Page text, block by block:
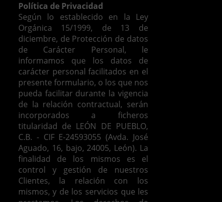
Política de Privacidad
Según lo establecido en la Ley
Orgánica 15/1999, de 13 de
diciembre, de Protección de datos
de Carácter Personal, le
informamos que los datos de
carácter personal facilitados en el
presente formulario, o los que nos
pueda facilitar durante la vigencia
de la relación contractual, serán
incorporados a ficheros
titularidad de LEÓN DE PUEBLO,
C.B. - CIF E-24593055 (Avda. José
Aguado, 16, bajo, 24005, León). La
finalidad de los mismos es el
control y gestión de nuestros
Clientes, la relación con los
mismos, y de los servicios que les